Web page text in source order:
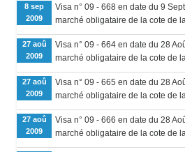
8 sep
2009
Visa n° 09 - 668 en date du 9
marché obligataire de la cote de
27 aoû
2009
Visa n° 09 - 664 en date du 28
marché obligataire de la cote de
27 aoû
2009
Visa n° 09 - 665 en date du 28
marché obligataire de la cote de
27 aoû
2009
Visa n° 09 - 666 en date du 28
marché obligataire de la cote de